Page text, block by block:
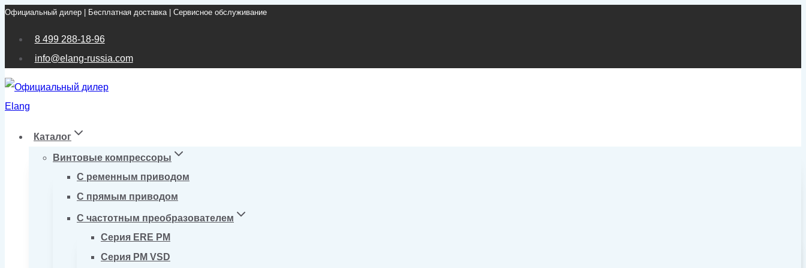
Перейти
Официальный дилер | Бесплатная доставка | Сервисное обслуживание
8 499 288-18-96
info@elang-russia.com
Каталог
Винтовые компрессоры
С ременным приводом
С прямым приводом
С частотным преобразователем
Серия ERE PM
Серия PM VSD